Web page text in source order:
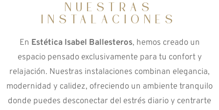
NUESTRAS
INSTALACIONES
En Estética Isabel Ballesteros, hemos creado un
espacio pensado exclusivamente para tu confort y
relajación. Nuestras instalaciones combinan elegancia,
modernidad y calidez, ofreciendo un ambiente tranquilo
donde puedes desconectar del estrés diario y centrarte